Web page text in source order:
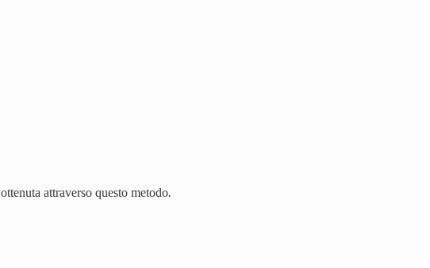
ottenuta attraverso questo metodo.